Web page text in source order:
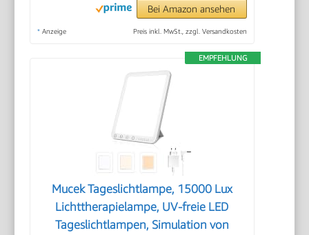
Bei Amazon ansehen
* Anzeige Preis inkl. MwSt., zzgl. Versandkosten
EMPFEHLUNG
Mucek Tageslichtlampe, 15000 Lux
Lichttherapielampe, UV-freie LED
Tageslichtlampen, Simulation von